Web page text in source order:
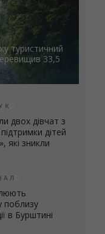
туристичний
33,5
двох дівчат з
дітей
які зникли
поблизу
в Бурштині